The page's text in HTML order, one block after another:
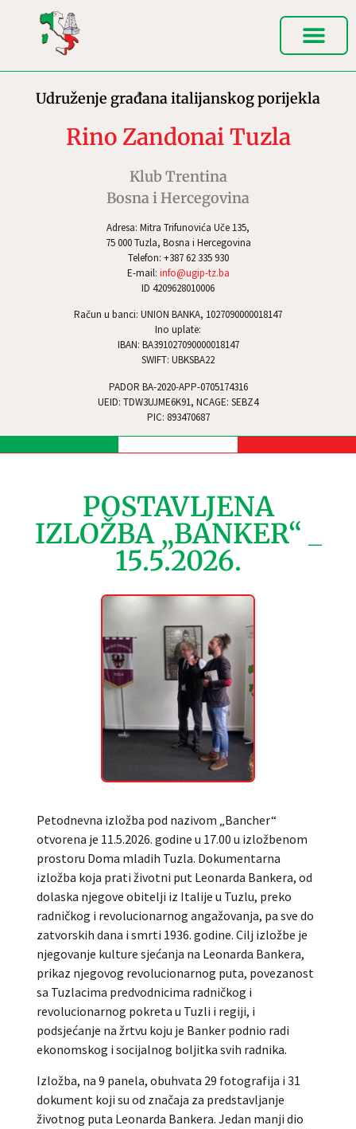
Adresa: Mitra Trifunovića Uče 135,
75 000 Tuzla, Bosna i Hercegovina
Telefon: +387 62 335 930
E-mail: info@ugip-tz.ba
ID 4209628010006
Račun u banci: UNION BANKA, 1027090000018147
Ino uplate:
IBAN: BA391027090000018147
SWIFT: UBKSBA22
PADOR BA-2020-APP-0705174316
UEID: TDW3UJME6K91, NCAGE: SEBZ4
PIC: 893470687
Udruženje građana italijanskog porijekla
Rino Zandonai Tuzla
Klub Trentina
Bosna i Hercegovina
POSTAVLJENA
IZLOŽBA „BANKER“ _
15.5.2026.
Petodnevna izložba pod nazivom „Bancher“
otvorena je 11.5.2026. godine u 17.00 u izložbenom
prostoru Doma mladih Tuzla. Dokumentarna
izložba koja prati životni put Leonarda Bankera, od
dolaska njegove obitelji iz Italije u Tuzlu, preko
radničkog i revolucionarnog angažovanja, pa sve do
zatvorskih dana i smrti 1936. godine. Cilj izložbe je
njegovanje kulture sjećanja na Leonarda Bankera,
prikaz njegovog revolucionarnog puta, povezanost
sa Tuzlacima predvodnicima radničkog i
revolucionarnog pokreta u Tuzli i regiji, i
podsjećanje na žrtvu koju je Banker podnio radi
ekonomskog i socijalnog boljitka svih radnika.
Izložba, na 9 panela, obuhvata 29 fotografija i 31
dokument koji su od značaja za predstavljanje
životnog puta Leonarda Bankera. Jedan manji dio